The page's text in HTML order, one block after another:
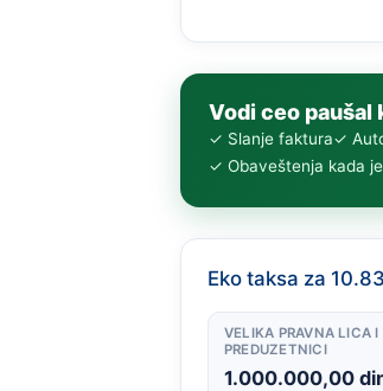
Vodi ceo
✓ Slanje faktura✓
✓ Obaveštenja kada
Eko taksa za 10.83
VELIKA PRAVNA LICA I
PREDUZETNICI
1.000.000,00